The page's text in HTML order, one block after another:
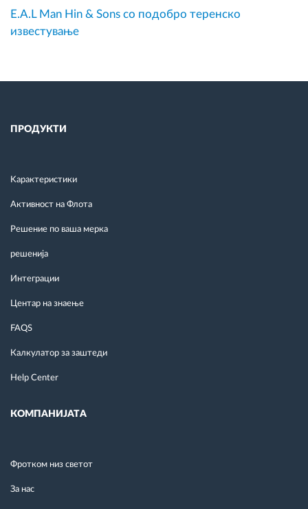
E.A.L Man Hin & Sons со подобро теренско
известување
ПРОДУКТИ
Kарактеристики
Активност на Флота
Решение по ваша мерка
решенија
Интеграции
Центар на знаење
FAQS
Калкулатор за заштеди
Help Center
КОМПАНИЈАТА
Фротком низ светот
За нас